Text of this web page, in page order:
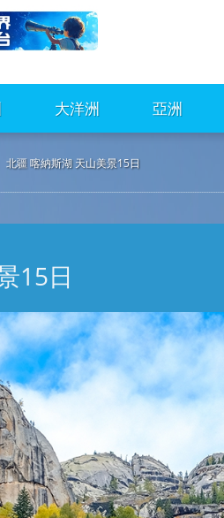
大洋洲 亞洲
北疆 喀納斯湖 天山美景15日
15日